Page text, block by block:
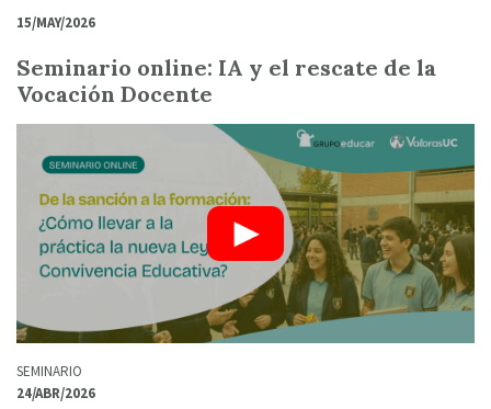
15/MAY/2026
Seminario online: IA y el rescate de la
Vocación Docente
SEMINARIO
24/ABR/2026